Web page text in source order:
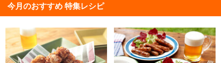
今月のおすすめ 特集レシピ